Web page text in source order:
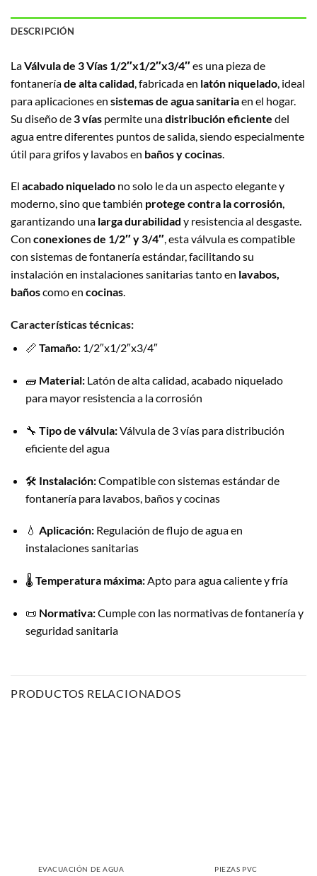
DESCRIPCIÓN
LaVálvula de 3 Vías 1/2″x1/2″x3/4″es una pieza de
fontaneríade alta calidad , fabricada en latón niquelado , ideal
para aplicaciones en sistemas de agua sanitariaen el hogar.
Su diseño de3 vías permite unadistribución eficiente del
agua entre diferentes puntos de salida, siendo especialmente
útil para grifos y lavabos en baños y cocinas
El acabado niquelado no solo le da un aspecto elegante y
moderno, sino que también protege contra la corrosión,
garantizando una larga durabilidad y resistencia al desgaste.
Con conexiones de 1/2″ y 3/4″, esta válvula es compatible
con sistemas de fontanería estándar, facilitando su
instalación en instalaciones sanitarias tanto en lavabos,
bañoscomo en cocinas.
Características técnicas:
📏 Tamaño:1/2″x1/2″x3/4″
🧱 Material:Latón de alta calidad, acabado niquelado
para mayor resistencia a la corrosión
🔧 Tipo de válvula:Válvula de 3 vías para distribución
eficiente del agua
🛠️ Instalación:Compatible con sistemas estándar de
fontanería para lavabos, baños y cocinas
💧 Aplicación:Regulación de flujo de agua en
instalaciones sanitarias
🌡️ Temperatura máxima:Apto para agua caliente y fría
📜 Normativa:Cumple con las normativas de fontanería y
seguridad sanitaria
PRODUCTOS RELACIONADOS
EVACUACIÓN DE AGUA PIEZAS PVC